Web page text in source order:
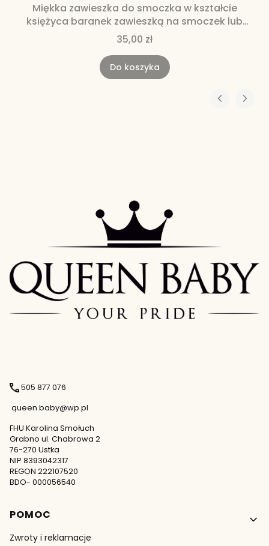
Miękka zawieszka do smoczka w kształcie
księżyca baranek zawieszką na smoczek lub
gryzak miękka zawieszka
35,00 zł
Do koszyka
505 877 076
queen.baby@wp.pl
FHU Karolina Smołuch
Grabno ul. Chabrowa 2
76-270 Ustka
NIP 8393042317
REGON 222107520
BDO- 000056540
Linki w stopce
POMOC
Zwroty i reklamacje